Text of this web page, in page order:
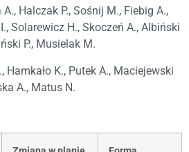
Halczak P., Sośnij M., Fiebig A.,
Solarewicz H., Skoczeń A., Albiński
P., Musielak M.
Hamkało K., Putek A., Maciejewski
A., Matus N.